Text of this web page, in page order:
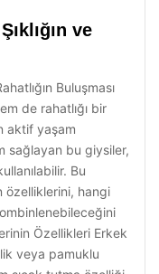
ve
Buluşması
de rahatlığı bir
aktif yaşam
sağlayan bu giysiler,
Bu
özelliklerini, hangi
Özellikleri Erkek
veya pamuklu